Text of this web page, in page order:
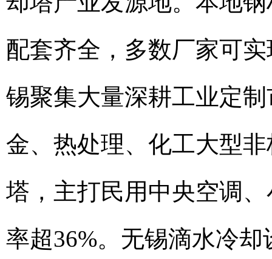
配套齐全，多数厂家可
锡聚集大量深耕工业定
金、热处理、化工大型
塔，主打民用中央空调
率超36%。无锡滴水冷